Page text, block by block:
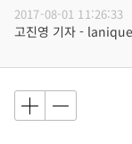
2017-08-01 11:26:33
고진영 기자 -